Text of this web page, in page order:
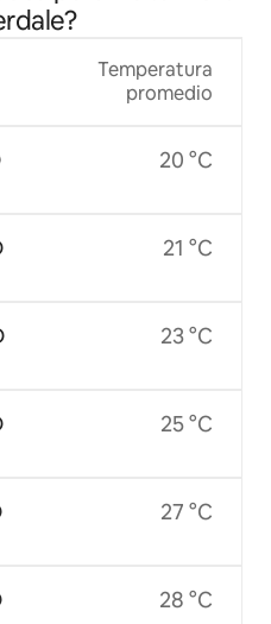
Temperatura
promedio
20 °C
21 °C
23 °C
25 °C
27 °C
28 °C